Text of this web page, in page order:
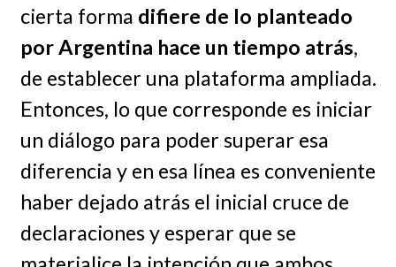
cierta forma difiere de lo planteado
por Argentina hace un tiempo atrás,
de establecer una plataforma ampliada.
Entonces, lo que corresponde es iniciar
un diálogo para poder superar esa
diferencia y en esa línea es conveniente
haber dejado atrás el inicial cruce de
declaraciones y esperar que se